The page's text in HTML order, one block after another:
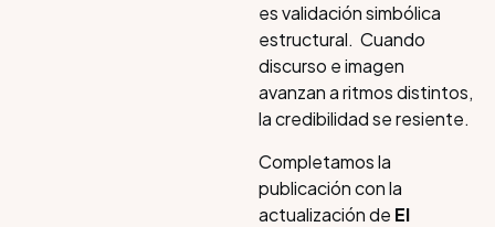
es validación simbólica
estructural. Cuando
discurso e imagen
avanzan a ritmos distintos,
la credibilidad se resiente.​
Completamos la
publicación con la
actualización de El